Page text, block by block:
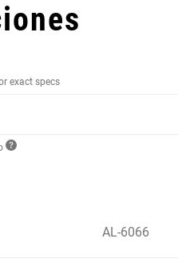
exact specs
AL-6066